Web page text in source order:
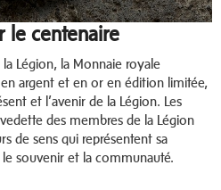
le centenaire
Légion, la Monnaie royale
argent et en or en édition limitée,
et l’avenir de la Légion. Les
des membres de la Légion
de sens qui représentent sa
souvenir et la communauté.